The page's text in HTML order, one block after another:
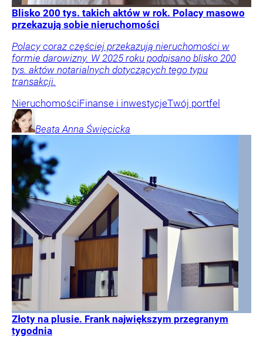
Blisko 200 tys. takich aktów w rok. Polacy masowo
przekazują sobie nieruchomości
Polacy coraz częściej przekazują nieruchomości w
formie darowizny. W 2025 roku podpisano blisko 200
tys. aktów notarialnych dotyczących tego typu
transakcji.
NieruchomościFinanse i inwestycjeTwój portfel
Beata Anna Święcicka
Złoty na plusie. Frank największym przegranym
tygodnia